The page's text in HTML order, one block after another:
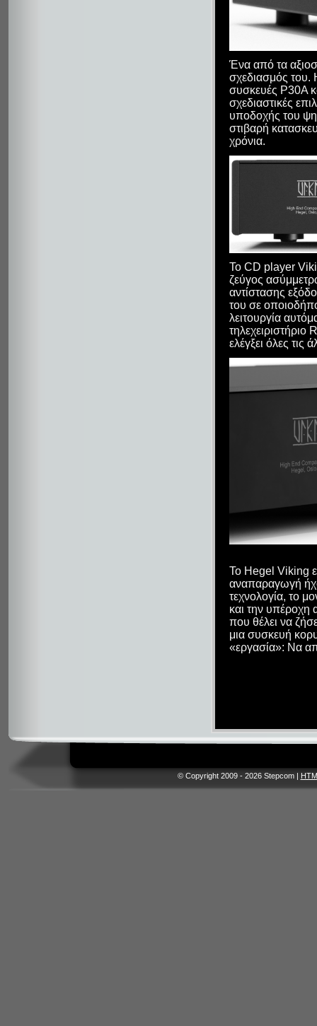
Ένα από τα
σχεδιασμός του.
συσκευές P30A
σχεδιαστικές
υποδοχής του
στιβαρή
χρόνια.
Το CD player
ζεύγος
αντίστασης
του σε
λειτουργία
ελέγξει όλες τις
Το Hegel Viking
αναπαραγωγή
τεχνολογία, το
και την υπέροχη
που θέλει να
μια συσκευή
«εργασία»: Να
© Copyright 2009 - 2026 Stepcom |